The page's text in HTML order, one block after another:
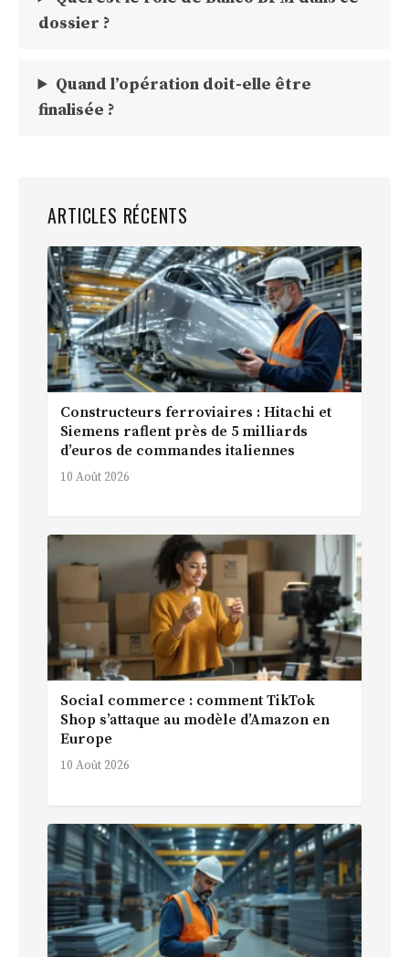
dossier ?
Quand l’opération doit-elle être
finalisée ?
ARTICLES RÉCENTS
Constructeurs ferroviaires : Hitachi et
Siemens raflent près de 5 milliards
d’euros de commandes italiennes
10 Août 2026
Social commerce : comment TikTok
Shop s’attaque au modèle d’Amazon en
Europe
10 Août 2026